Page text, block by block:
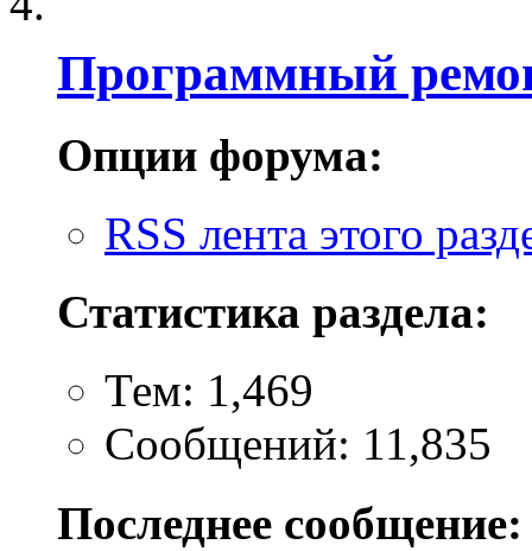
Программный
Опции форума:
RSS лента этого
Статистика раздела:
Тем: 1,469
Сообщений: 11,835
Последнее сообщение: